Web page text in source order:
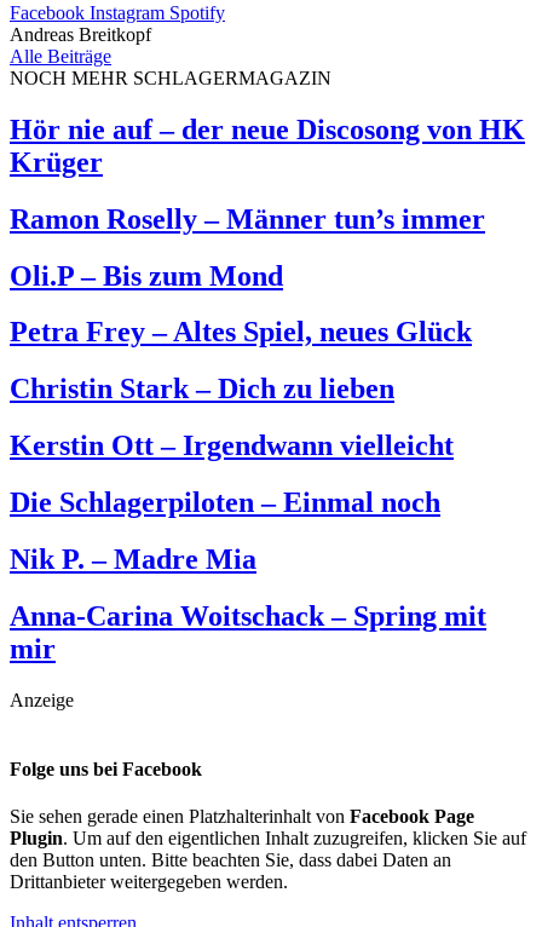
Facebook Instagram Spotify
Andreas Breitkopf
Alle Beiträge
NOCH MEHR SCHLAGERMAGAZIN
Hör nie auf – der neue Discosong von HK
Krüger
Ramon Roselly – Männer tun’s immer
Oli.P – Bis zum Mond
Petra Frey – Altes Spiel, neues Glück
Christin Stark – Dich zu lieben
Kerstin Ott – Irgendwann vielleicht
Die Schlagerpiloten – Einmal noch
Nik P. – Madre Mia
Anna-Carina Woitschack – Spring mit
mir
Anzeige
Folge uns bei Facebook
Sie sehen gerade einen Platzhalterinhalt von Facebook Page
Plugin. Um auf den eigentlichen Inhalt zuzugreifen, klicken Sie auf
den Button unten. Bitte beachten Sie, dass dabei Daten an
Drittanbieter weitergegeben werden.